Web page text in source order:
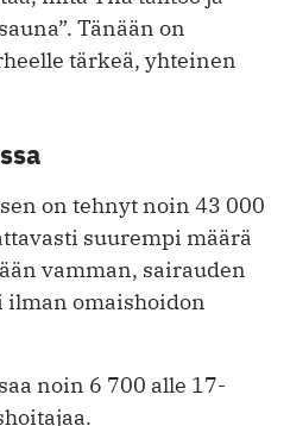
Tänään on
tärkeä, yhteinen
on tehnyt noin 43 000
suurempi määrä
vamman, sairauden
omaishoidon
noin 6 700 alle 17-